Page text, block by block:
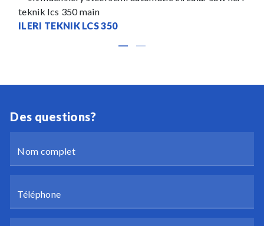
ILERI TEKNIK LCS 350
Des questions?